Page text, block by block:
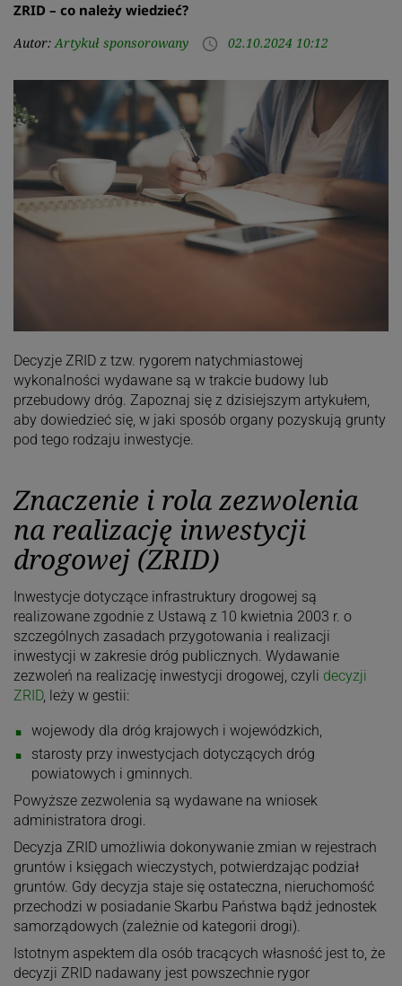
ZRID – co należy wiedzieć?
Autor:Artykuł sponsorowany access_time 02.10.2024 10:12
Decyzje ZRID z tzw. rygorem natychmiastowej
wykonalności wydawane są w trakcie budowy lub
przebudowy dróg. Zapoznaj się z dzisiejszym artykułem,
aby dowiedzieć się, w jaki sposób organy pozyskują grunty
pod tego rodzaju inwestycje.
Znaczenie i rola zezwolenia
na realizację inwestycji
drogowej (ZRID)
Inwestycje dotyczące infrastruktury drogowej są
realizowane zgodnie z Ustawą z 10 kwietnia 2003 r. o
szczególnych zasadach przygotowania i realizacji
inwestycji w zakresie dróg publicznych. Wydawanie
zezwoleń na realizację inwestycji drogowej, czyli decyzji
ZRID, leży w gestii:
wojewody dla dróg krajowych i wojewódzkich,
starosty przy inwestycjach dotyczących dróg
powiatowych i gminnych.
Powyższe zezwolenia są wydawane na wniosek
administratora drogi.
Decyzja ZRID umożliwia dokonywanie zmian w rejestrach
gruntów i księgach wieczystych, potwierdzając podział
gruntów. Gdy decyzja staje się ostateczna, nieruchomość
przechodzi w posiadanie Skarbu Państwa bądź jednostek
samorządowych (zależnie od kategorii drogi).
Istotnym aspektem dla osób tracących własność jest to, że
decyzji ZRID nadawany jest powszechnie rygor